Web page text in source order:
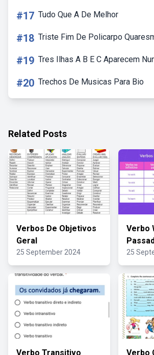
#17 Tudo Que A De Melhor
#18 Triste Fim De Policarpo
#19 Tres Ilhas A B E C Aparecem
#20 Trechos De Musicas Para Bio
Related Posts
Verbos De Objetivos
Geral
25 September 2024
Verbo
25
Verbo Transitivo Verbo